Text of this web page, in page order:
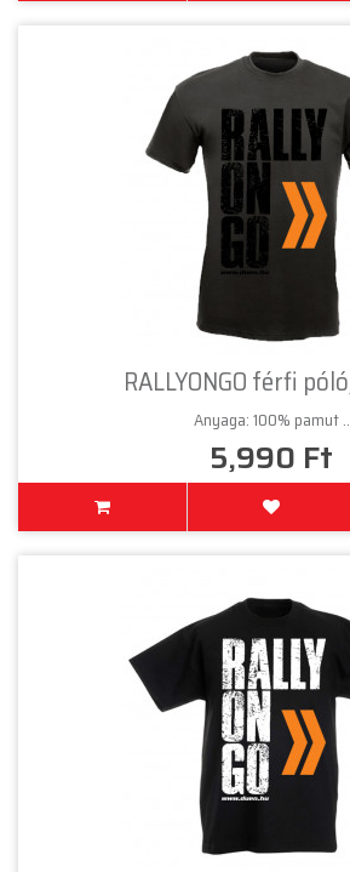
RALLYONGO férfi
Anyaga: 100% pamut ..
5,990 Ft